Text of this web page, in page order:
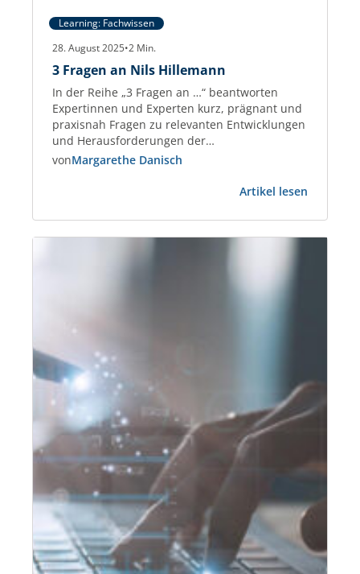
Learning: Fachwissen
28. August 2025•2 Min.
3 Fragen an Nils Hillemann
In der Reihe „3 Fragen an …“ beantworten
Expertinnen und Experten kurz, prägnant und
praxisnah Fragen zu relevanten Entwicklungen
und Herausforderungen der
Gewerbeimmobilien-Branche. Nils Hillemann
über 10 Jahren in der Immobilienbranche tätig.
Communication Services GmbH als Leiter
Corporate Real Estate/Head of Corporate…
vonMargarethe Danisch
Artikel lesen
Fragen
an